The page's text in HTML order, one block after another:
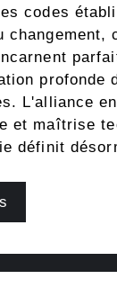
codes
changement,
profonde
L'alliance
et maîtrise
définit